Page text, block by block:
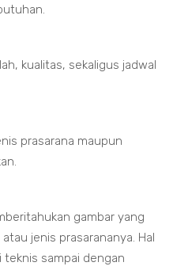
kualitas, sekaligus jadwal
prasarana maupun
gambar yang
jenis prasarananya. Hal
teknis sampai dengan